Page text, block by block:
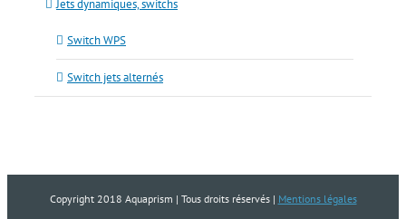
Jets dynamiques, switchs
Switch WPS
Switch jets alternés
Copyright 2018 Aquaprism | Tous droits réservés | Mentions légales